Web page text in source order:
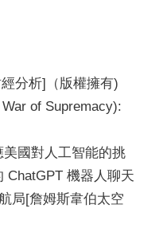
分析]（版權擁有)
of Supremacy):
國對人工智能的挑
ChatGPT 機器人聊天
局[詹姆斯韋伯太空